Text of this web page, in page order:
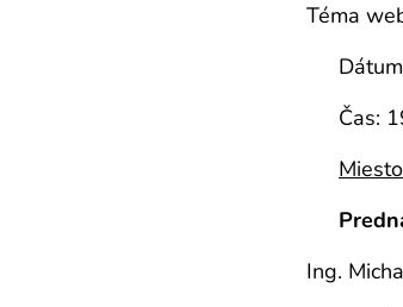
Téma
🗓
⏰ Čas:
Ing.